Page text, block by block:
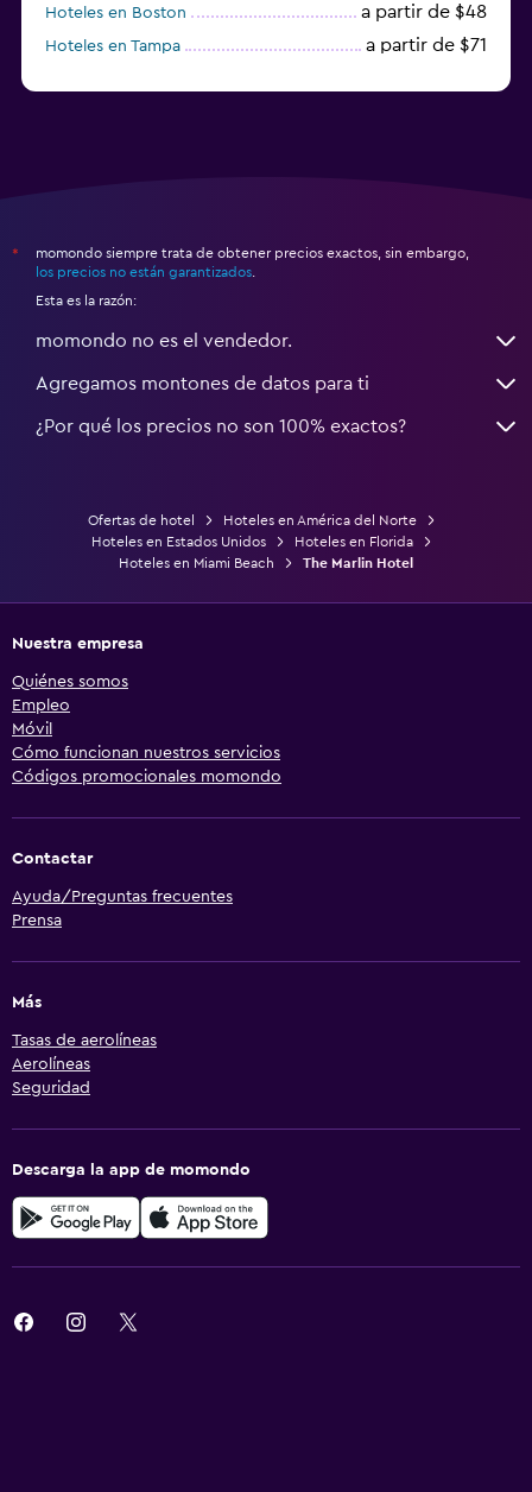
Hoteles en Boston a partir de $48
Hoteles en Tampa a partir de $71
*
momondo siempre trata de obtener precios exactos, sin embargo,
los precios no están garantizados
Esta es la razón:
momondo no es el vendedor.
Agregamos montones de datos para ti
¿Por qué los precios no son 100% exactos?
Ofertas de hotel
Hoteles en América del Norte
Hoteles en Estados Unidos
Hoteles en Florida
Hoteles en Miami Beach
The Marlin Hotel
Nuestra empresa
Quiénes somos
Empleo
Móvil
Cómo funcionan nuestros servicios
Códigos promocionales momondo
Contactar
Ayuda/Preguntas frecuentes
Prensa
Más
Tasas de aerolíneas
Aerolíneas
Seguridad
Descarga la app de momondo